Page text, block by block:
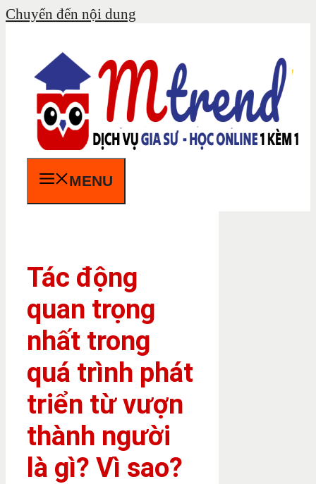
Chuyển đến nội dung
MENU
Tác động
quan trọng
nhất trong
quá trình phát
triển từ vượn
thành người
là gì? Vì sao?